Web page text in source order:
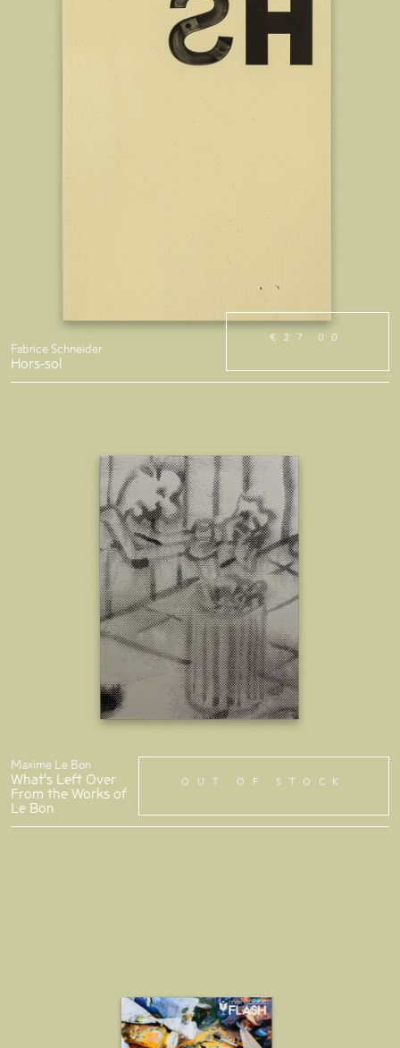
Fabrice Schneider
Hors-sol
€27.00
Maxime Le Bon
What's Left Over
From the Works of
Le Bon
OUT OF STOCK